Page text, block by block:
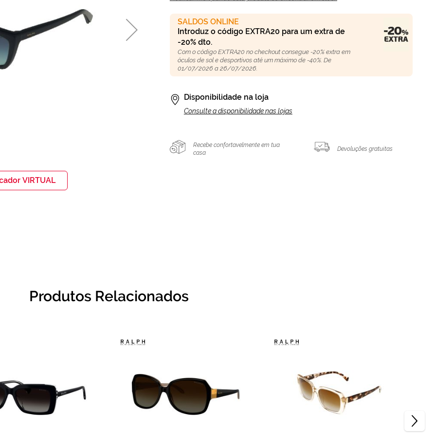
VIRTUAL
SALDOS ONLINE
Introduz o código EXTRA20 para um extra de
-20% dto.
Com o código EXTRA20 no checkout consegue -20% extra em
óculos de sol e desportivos até um máximo de -40%. De
01/07/2026 a 26/07/2026.
Disponibilidade na loja
Consulte a disponibilidade nas lojas
Recebe confortavelmente em tua
casa
Devoluções gratuitas
Produtos Relacionados